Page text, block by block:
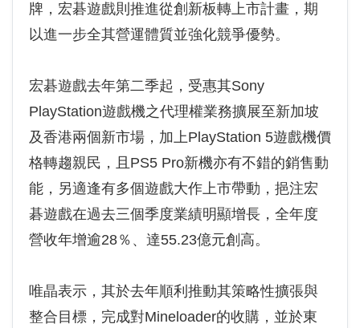
牌，宏碁遊戲則推進從創新板轉上市計畫，期
以進一步全其營運體質並強化競爭優勢。
宏碁遊戲去年第二季起，受惠其Sony
PlayStation遊戲機之代理權業務擴展至新加坡
及香港兩個新市場，加上PlayStation 5遊戲機價
格轉趨親民，且PS5 Pro新機亦有不錯的銷售動
能，另適逢有多個遊戲大作上市帶動，挹注宏
碁遊戲在過去三個季度業績明顯增長，全年度
營收年增逾28％、達55.23億元創高。
唯晶表示，其於去年順利推動其策略性擴張與
整合目標，完成對Mineloader的收購，並於東